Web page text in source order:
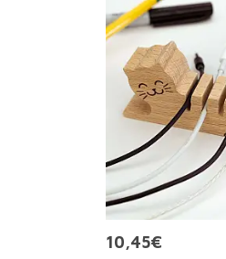
10,45€